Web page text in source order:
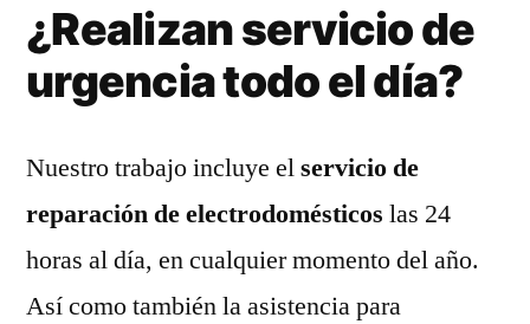
¿Realizan servicio de
urgencia todo el día?
Nuestro trabajo incluye elservicio de
reparación de electrodomésticos las 24
horas al día, en cualquier momento del año.
Así como también la asistencia para